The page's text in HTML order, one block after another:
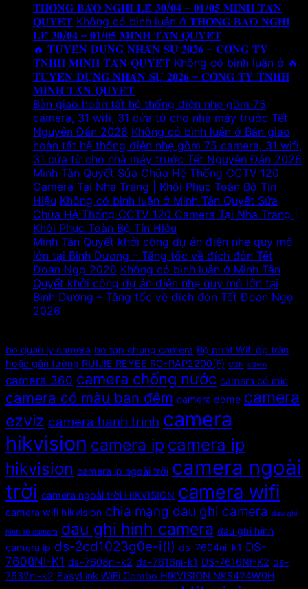
𝐓𝐇𝐎̂𝐍𝐆 𝐁𝐀́𝐎 𝐍𝐆𝐇𝐈̉ 𝐋𝐄̂̃ 𝟑𝟎/𝟎𝟒 – 𝟎𝟏/𝟎𝟓 𝐌𝐈𝐍𝐇 𝐓𝐀̂𝐍
𝐐𝐔𝐘𝐄̂́𝐓 Không có bình luận ở 𝐓𝐇𝐎̂𝐍𝐆 𝐁𝐀́𝐎 𝐍𝐆𝐇𝐈̉
𝐋𝐄̂̃ 𝟑𝟎/𝟎𝟒 – 𝟎𝟏/𝟎𝟓 𝐌𝐈𝐍𝐇 𝐓𝐀̂𝐍 𝐐𝐔𝐘𝐄̂́𝐓
🔥 𝐓𝐔𝐘𝐄̂̉𝐍 𝐃𝐔̣𝐍𝐆 𝐍𝐇𝐀̂𝐍 𝐒𝐔̛̣ 𝟐𝟎𝟐𝟔 – 𝐂𝐎̂𝐍𝐆 𝐓𝐘
𝐓𝐍𝐇𝐇 𝐌𝐈𝐍𝐇 𝐓𝐀̂𝐍 𝐐𝐔𝐘𝐄̂́𝐓 Không có bình luận ở 🔥
𝐓𝐔𝐘𝐄̂̉𝐍 𝐃𝐔̣𝐍𝐆 𝐍𝐇𝐀̂𝐍 𝐒𝐔̛̣ 𝟐𝟎𝟐𝟔 – 𝐂𝐎̂𝐍𝐆 𝐓𝐘 𝐓𝐍𝐇𝐇
𝐌𝐈𝐍𝐇 𝐓𝐀̂𝐍 𝐐𝐔𝐘𝐄̂́𝐓
Bàn giao hoàn tất hệ thống điện nhẹ gồm 75
camera, 31 wifi, 31 cửa từ cho nhà máy trước Tết
Nguyên Đán 2026 Không có bình luận ở Bàn giao
hoàn tất hệ thống điện nhẹ gồm 75 camera, 31 wifi,
31 cửa từ cho nhà máy trước Tết Nguyên Đán 2026
Minh Tân Quyết Sửa Chữa Hệ Thống CCTV 120
Camera Tại Nha Trang | Khôi Phục Toàn Bộ Tín
Hiệu Không có bình luận ở Minh Tân Quyết Sửa
Chữa Hệ Thống CCTV 120 Camera Tại Nha Trang |
Khôi Phục Toàn Bộ Tín Hiệu
Minh Tân Quyết khởi công dự án điện nhẹ quy mô
lớn tại Bình Dương – Tăng tốc về đích đón Tết
Đoan Ngọ 2026 Không có bình luận ở Minh Tân
Quyết khởi công dự án điện nhẹ quy mô lớn tại
Bình Dương – Tăng tốc về đích đón Tết Đoan Ngọ
2026
bo quan ly camera bo tap chung camera Bộ phát Wifi ốp trần
hoặc gắn tường RUIJIE REYEE RG-RAP2200(F) C3N c3wn
camera 360 camera chống nước camera có mic
camera có màu ban đêm camera dome camera
ezviz camera hanh trinh camera
hikvision camera ip camera ip
hikvision camera ip ngoài trời camera ngoài
trời camera ngoài trời HIKVISION camera wifi
camera wifi hikvision chia mạng dau ghi camera dau ghi
hinh 16 camera dau ghi hinh camera dau ghi hinh
camera ip ds-2cd1023g0e-i(l) ds-7604ni-k1 DS-
7608NI-K1 ds-7608ni-k2 ds-7616ni-k1 DS-7616NI-K2 ds-
7632ni-k2 EasyLink WiFi Combo HIKVISION NKS424W0H